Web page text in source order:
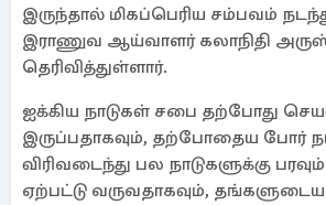
இருந்தால் மிகப்பெரிய சம்பவம்
இராணுவ ஆய்வாளர் கலாநிதி
தெரிவித்துள்ளார்.
ஐக்கிய நாடுகள் சபை தற்போது
இருப்பதாகவும், தற்போதைய போர்
விரிவடைந்து பல நாடுகளுக்கு
ஏற்பட்டு வருவதாகவும்,